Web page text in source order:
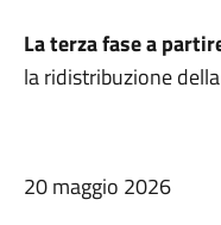
La terza fase a
la ridistribuzione
20 maggio 2026